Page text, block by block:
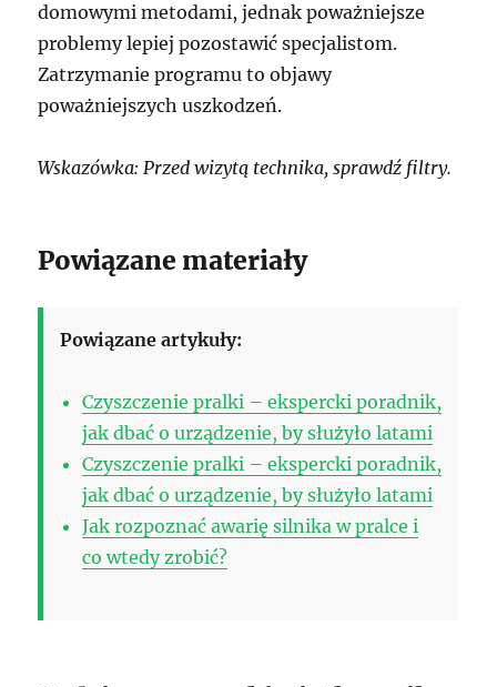
domowymi metodami, jednak poważniejsze
problemy lepiej pozostawić specjalistom.
Zatrzymanie programu to objawy
poważniejszych uszkodzeń.
Wskazówka: Przed wizytą technika, sprawdź filtry.
Powiązane materiały
Powiązane artykuły:
Czyszczenie pralki – ekspercki poradnik,
jak dbać o urządzenie, by służyło latami
Czyszczenie pralki – ekspercki poradnik,
jak dbać o urządzenie, by służyło latami
Jak rozpoznać awarię silnika w pralce i
co wtedy zrobić?